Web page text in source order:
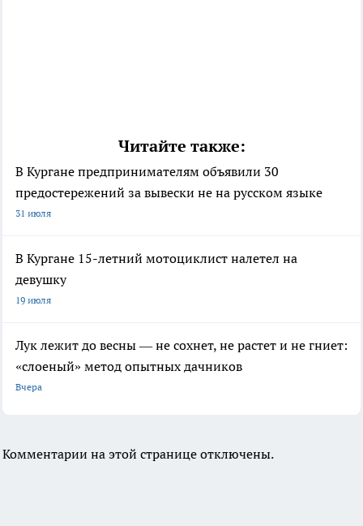
Читайте также:
В Кургане предпринимателям объявили 30
предостережений за вывески не на русском языке
31 июля
В Кургане 15-летний мотоциклист налетел на
девушку
19 июля
Лук лежит до весны — не сохнет, не растет и не гниет:
«слоеный» метод опытных дачников
Вчера
Комментарии на этой странице отключены.